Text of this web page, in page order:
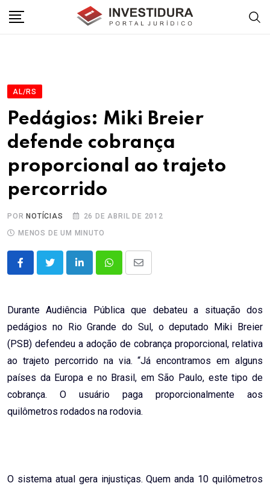
AL/RS
Pedágios: Miki Breier
defende cobrança
proporcional ao trajeto
percorrido
POR NOTÍCIAS
26 DE ABRIL DE 2012
MENOS DE UM MINUTO
LinkedInWhatsappShare
Email
Durante Audiência Pública que debateu a situação dos
pedágios no Rio Grande do Sul, o deputado Miki Breier
(PSB) defendeu a adoção de cobrança proporcional, relativa
ao trajeto percorrido na via. “Já encontramos em alguns
países da Europa e no Brasil, em São Paulo, este tipo de
cobrança. O usuário paga proporcionalmente aos
quilômetros rodados na rodovia.
O sistema atual gera injustiças. Quem anda 10 quilômetros